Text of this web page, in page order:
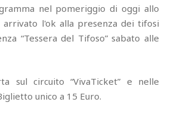
nel pomeriggio di oggi allo
arrivato l'ok alla presenza dei tifosi
“Tessera del Tifoso” sabato alle
sul circuito “VivaTicket” e nelle
unico a 15 Euro.